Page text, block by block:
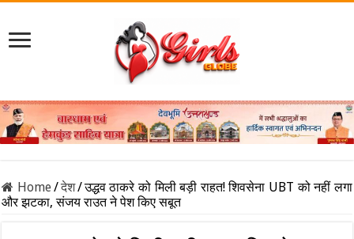
Home/देश/उद्धव ठाकरे को मिली बड़ी राहत! शिवसेना UBT को नहीं लगा
और झटका, संजय राउत ने पेश किए सबूत